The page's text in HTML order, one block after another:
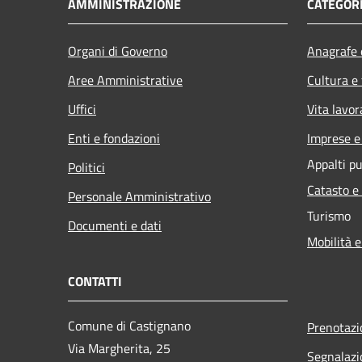
Organi di Governo
Aree Amministrative
Uffici
Enti e fondazioni
Politici
Personale Amministrativo
Documenti e dati
Cultura
Vita
Imprese
Appalti
Catasto
Turismo
Mobilità
CONTATTI
Comune di Castignano
Via Margherita, 25